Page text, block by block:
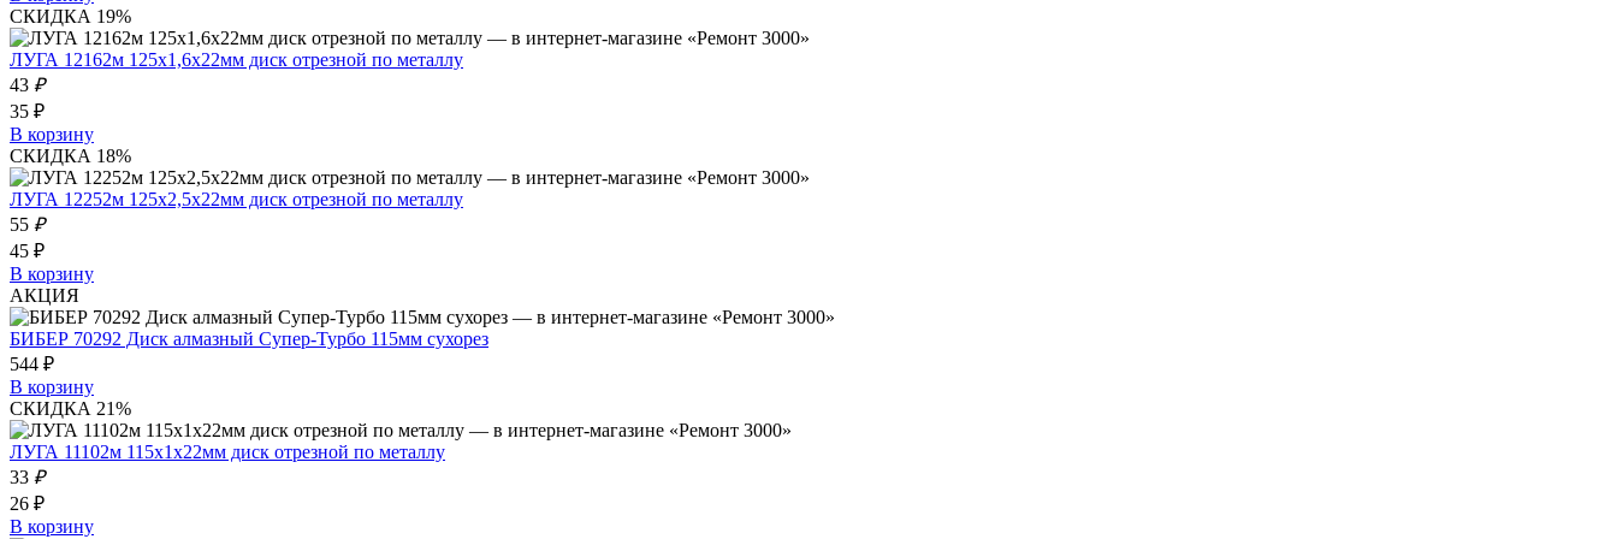
СКИДКА 19%
ЛУГА 12162м 125х1,6х22мм диск отрезной по металлу
43 ₽
35 ₽
В корзину
СКИДКА 18%
ЛУГА 12252м 125х2,5х22мм диск отрезной по металлу
55 ₽
45 ₽
В корзину
АКЦИЯ
БИБЕР 70292 Диск алмазный Супер-Турбо 115мм сухорез
544 ₽
В корзину
СКИДКА 21%
ЛУГА 11102м 115х1х22мм диск отрезной по металлу
33 ₽
26 ₽
В корзину